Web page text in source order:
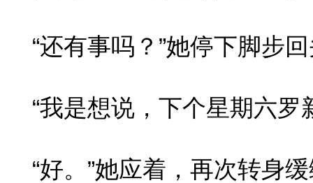
“还有事吗？”她停下脚步
“我是想说，下个星期六罗
“好。”她应着，再次转身